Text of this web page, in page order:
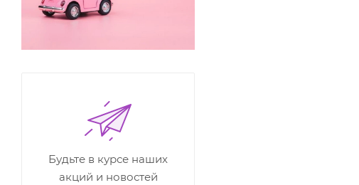
Будьте в курсе наших
акций и новостей